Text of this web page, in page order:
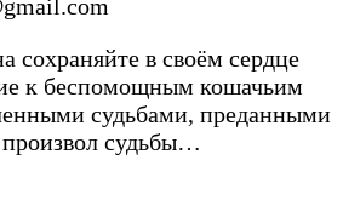
сохраняйте в своём сердце
к беспомощным кошачьим
судьбами, преданными
судьбы…